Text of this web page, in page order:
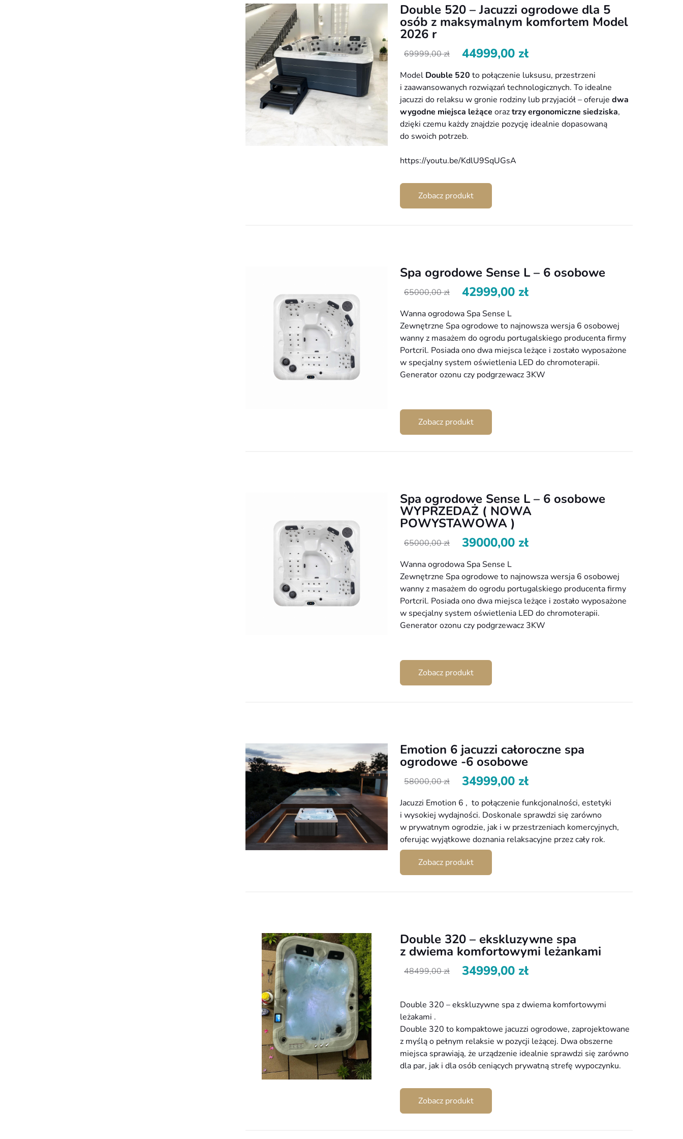
Double 520 – Jacuzzi ogrodowe dla 5
osób z maksymalnym komfortem Model
2026 r
69999,00zł
Pierwotna
wynosiła:
69999,00 zł.
44999,00 zł
Aktualna
wynosi:
44999,00 zł.
Model Double 520 to połączenie luksusu, przestrzeni
i zaawansowanych rozwiązań technologicznych. To idealne
jacuzzi do relaksu w gronie rodziny lub przyjaciół – oferuje dwa
wygodne miejsca leżące oraztrzy ergonomiczne siedziska,
dzięki czemu każdy znajdzie pozycję idealnie dopasowaną
do swoich potrzeb.
https://youtu.be/KdlU9SqUGsA
Zobacz produkt
Spa ogrodowe Sense L – 6 osobowe
65000,00zł
Pierwotna
wynosiła:
65000,00 zł.
42999,00 zł
Aktualna
wynosi:
42999,00 zł.
Wanna ogrodowa Spa Sense L
Zewnętrzne Spa ogrodowe to najnowsza wersja 6 osobowej
wanny z masażem do ogrodu portugalskiego producenta firmy
Portcril. Posiada ono dwa miejsca leżące i zostało wyposażone
w specjalny system oświetlenia LED do chromoterapii.
Generator ozonu czy podgrzewacz 3KW
Zobacz produkt
Spa ogrodowe Sense L – 6 osobowe
WYPRZEDAŻ ( NOWA
POWYSTAWOWA )
65000,00zł
Pierwotna
wynosiła:
65000,00 zł.
39000,00 zł
Aktualna
wynosi:
39000,00 zł.
Wanna ogrodowa Spa Sense L
Zewnętrzne Spa ogrodowe to najnowsza wersja 6 osobowej
wanny z masażem do ogrodu portugalskiego producenta firmy
Portcril. Posiada ono dwa miejsca leżące i zostało wyposażone
w specjalny system oświetlenia LED do chromoterapii.
Generator ozonu czy podgrzewacz 3KW
Zobacz produkt
Emotion 6 jacuzzi całoroczne spa
ogrodowe -6 osobowe
58000,00zł
Pierwotna
wynosiła:
58000,00 zł.
34999,00 zł
Aktualna
wynosi:
34999,00 zł.
Jacuzzi Emotion 6 , to połączenie funkcjonalności, estetyki
i wysokiej wydajności. Doskonale sprawdzi się zarówno
w prywatnym ogrodzie, jak i w przestrzeniach komercyjnych,
oferując wyjątkowe doznania relaksacyjne przez cały rok.
Zobacz produkt
Double 320 – ekskluzywne spa
z dwiema komfortowymi leżankami
48499,00zł
Pierwotna
48499,00 zł.
34999,00 zł
Aktualna
34999,00 zł.
Double 320 – ekskluzywne spa z dwiema komfortowymi
leżakami .
Double 320 to kompaktowe jacuzzi ogrodowe, zaprojektowane
z myślą o pełnym relaksie w pozycji leżącej. Dwa obszerne
miejsca sprawiają, że urządzenie idealnie sprawdzi się zarówno
dla par, jak i dla osób ceniących prywatną strefę wypoczynku.
Zobacz produkt